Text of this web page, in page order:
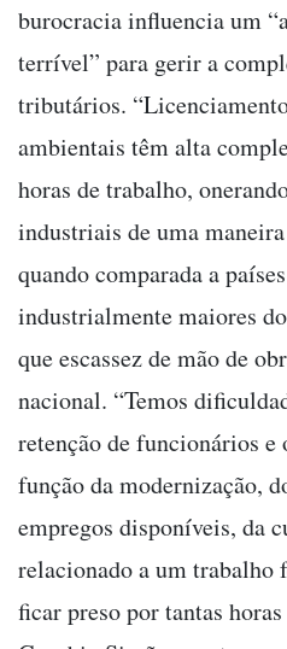
burocracia influencia um
terrível” para gerir a
tributários.
ambientais têm alta
horas de trabalho,
industriais de uma
quando comparada a
industrialmente maiores
que escassez de mão de
nacional. “Temos
retenção de funcionários e
função da modernização,
empregos disponíveis, da
relacionado a um trabalho
ficar preso por tantas